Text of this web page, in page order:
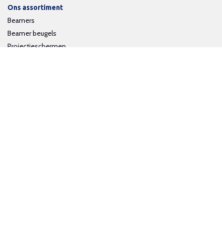
Ons assortiment
Beamers
Beamer beugels
Projectieschermen